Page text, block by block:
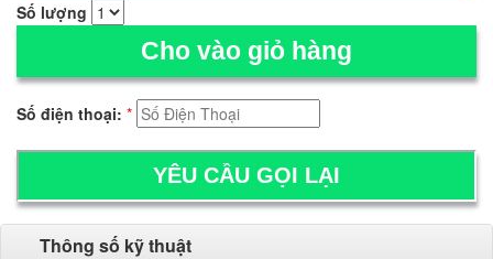
Số lượng
Cho vào giỏ hàng
Số điện thoại: *
Thông số kỹ thuật